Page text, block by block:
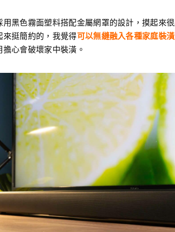
用黑色霧面塑料搭配金屬網罩的設計，摸起來
來挺簡約的，我覺得可以無縫融入各種家庭裝
心會破壞家中裝潢。